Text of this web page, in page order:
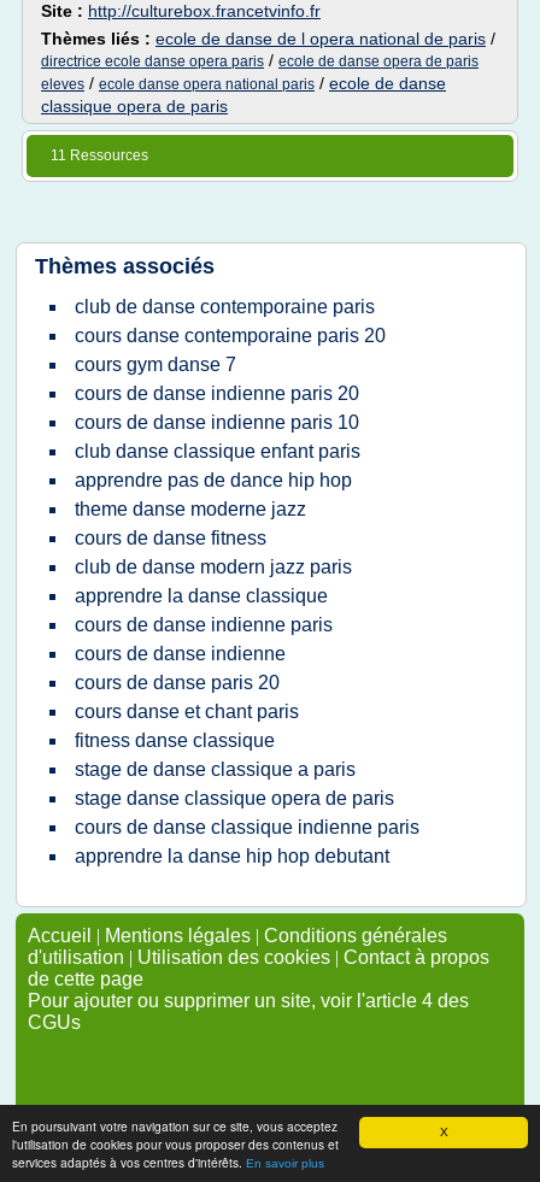
X
En poursuivant votre navigation sur ce site, vous acceptez
l'utilisation de cookies pour vous proposer des contenus et
services adaptés à vos centres d'intérêts. En savoir plus
Site : http://culturebox.francetvinfo.fr
Thèmes liés : ecole de danse de l opera national de paris /
directrice ecole danse opera paris / ecole de danse opera de paris
eleves / ecole danse opera national paris / ecole de danse
classique opera de paris
11 Ressources
Thèmes associés
club de danse contemporaine paris
cours danse contemporaine paris 20
cours gym danse 7
cours de danse indienne paris 20
cours de danse indienne paris 10
club danse classique enfant paris
apprendre pas de dance hip hop
theme danse moderne jazz
cours de danse fitness
club de danse modern jazz paris
apprendre la danse classique
cours de danse indienne paris
cours de danse indienne
cours de danse paris 20
cours danse et chant paris
fitness danse classique
stage de danse classique a paris
stage danse classique opera de paris
cours de danse classique indienne paris
apprendre la danse hip hop debutant
Accueil | Mentions légales | Conditions générales
d'utilisation | Utilisation des cookies | Contact à propos
de cette page
Pour ajouter ou supprimer un site, voir l'article 4 des
CGUs